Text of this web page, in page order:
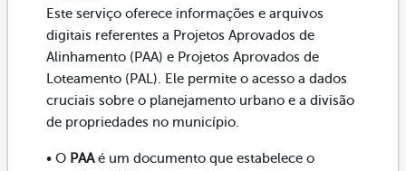
Este serviço oferece informações e arquivos
digitais referentes a Projetos Aprovados de
Alinhamento (PAA) e Projetos Aprovados de
Loteamento (PAL). Ele permite o acesso a dados
cruciais sobre o planejamento urbano e a divisão
de propriedades no município.
• O PAAé um documento que estabelece o